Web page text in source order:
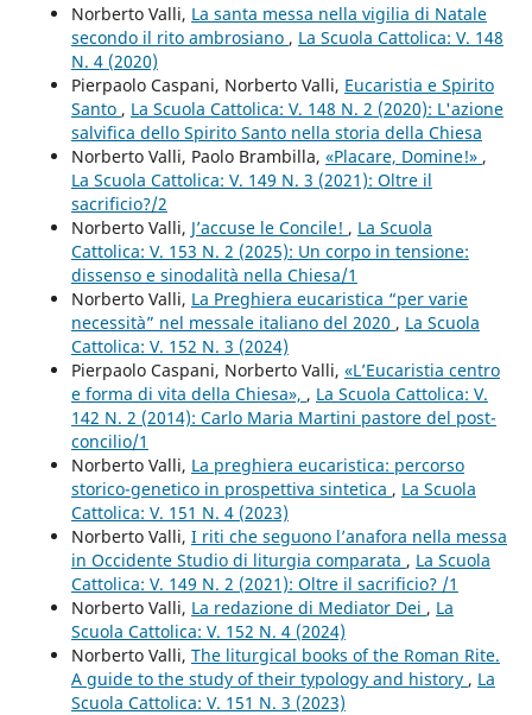
Norberto Valli, La santa messa nella vigilia di Natale
secondo il rito ambrosiano , La Scuola Cattolica: V. 148
N. 4 (2020)
Pierpaolo Caspani, Norberto Valli, Eucaristia e Spirito
Santo , La Scuola Cattolica: V. 148 N. 2 (2020): L'azione
salvifica dello Spirito Santo nella storia della Chiesa
Norberto Valli, Paolo Brambilla, «Placare, Domine!» ,
La Scuola Cattolica: V. 149 N. 3 (2021): Oltre il
sacrificio?/2
Norberto Valli, J’accuse le Concile! , La Scuola
Cattolica: V. 153 N. 2 (2025): Un corpo in tensione:
dissenso e sinodalità nella Chiesa/1
Norberto Valli, La Preghiera eucaristica “per varie
necessità” nel messale italiano del 2020 , La Scuola
Cattolica: V. 152 N. 3 (2024)
Pierpaolo Caspani, Norberto Valli, «L’Eucaristia centro
e forma di vita della Chiesa», , La Scuola Cattolica: V.
142 N. 2 (2014): Carlo Maria Martini pastore del post-
concilio/1
Norberto Valli, La preghiera eucaristica: percorso
storico-genetico in prospettiva sintetica , La Scuola
Cattolica: V. 151 N. 4 (2023)
Norberto Valli, I riti che seguono l’anafora nella messa
in Occidente Studio di liturgia comparata , La Scuola
Cattolica: V. 149 N. 2 (2021): Oltre il sacrificio? /1
Norberto Valli, La redazione di Mediator Dei , La
Scuola Cattolica: V. 152 N. 4 (2024)
Norberto Valli, The liturgical books of the Roman Rite.
A guide to the study of their typology and history , La
Scuola Cattolica: V. 151 N. 3 (2023)